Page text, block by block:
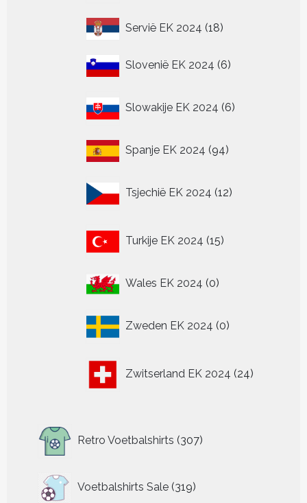
Servië EK 2024 1818
Slovenië EK 2024 66
Slowakije EK 2024 6
producten
Spanje EK 2024 9494
Tsjechië EK 2024 12
producten
Turkije EK 2024 15
producten
Wales EK 2024 00
Zweden EK 2024 0
producten
Zwitserland EK 2024 24
producten
Retro Voetbalshirts 307
producten
Voetbalshirts Sale 319
319
producten